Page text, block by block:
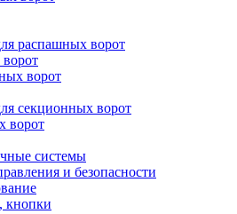
распашных ворот
ворот
секционных ворот
ворот
системы
и безопасности
кнопки